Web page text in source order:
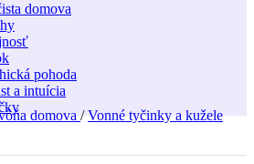
domova
pohoda
a intuícia
domova / Vonné tyčinky a kužele